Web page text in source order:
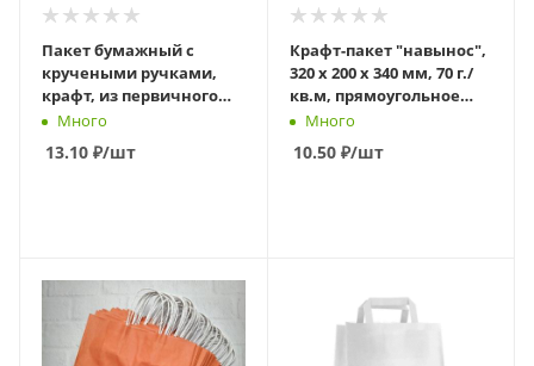
Пакет бумажный с
кручеными ручками,
крафт, из первичного
сырья, 240 х 140 х 280 мм
Много
13.10 ₽/шт
Крафт-пакет "навынос",
320 х 200 х 340 мм, 70 г./
кв.м, прямоугольное
дноМного
10.50₽/шт